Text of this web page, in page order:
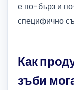
е по-бърз и
специфично
Как
зъби